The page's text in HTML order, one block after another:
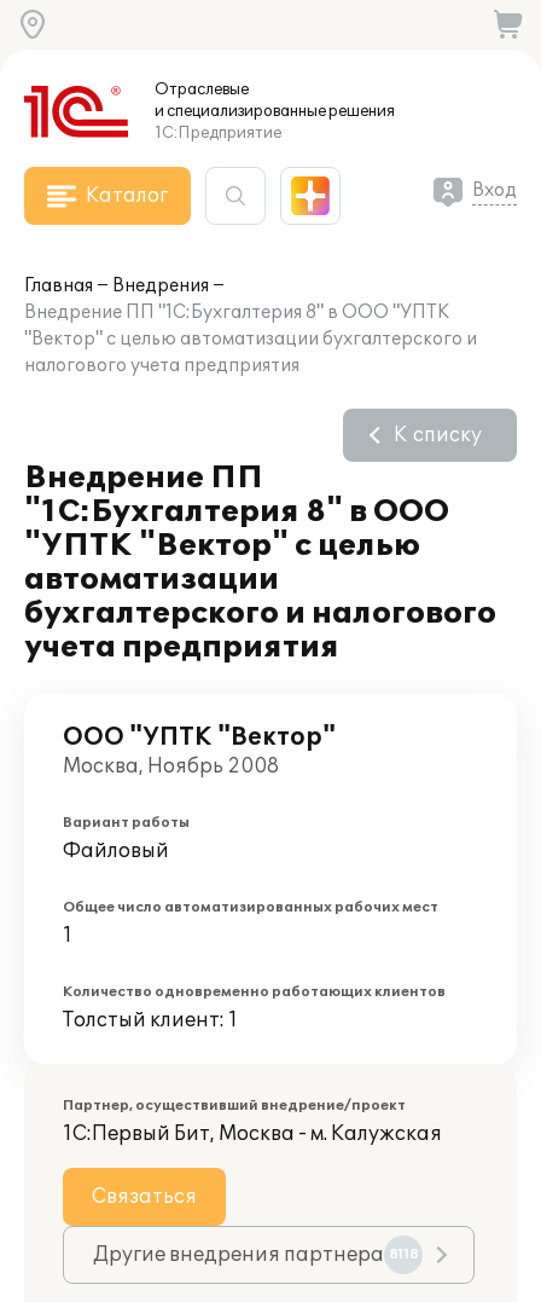
Отраслевые
и специализированныерешения
1С:Предприятие
Каталог Вход
Главная
Внедрения
Внедрение ПП "1С:Бухгалтерия 8" в ООО "УПТК
"Вектор" с целью автоматизации бухгалтерского и
налогового учета предприятия
Внедрение ПП
"1С:Бухгалтерия 8" в ООО
"УПТК "Вектор" с целью
автоматизации
бухгалтерского и налогового
учета предприятия
К списку
ООО "УПТК "Вектор"
Москва, Ноябрь 2008
Вариант работы
Файловый
Общее число автоматизированных рабочих мест
1
Количество одновременно работающих клиентов
Толстый клиент: 1
Партнер, осуществивший внедрение/проект
1С:Первый Бит, Москва - м. Калужская
Связаться
Другие внедрения партнера 8118